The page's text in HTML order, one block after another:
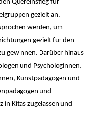
Quereinstieg für
gezielt an.
werden, um
gezielt für den
gewinnen. Darüber hinaus
und Psychologinnen,
Kunstpädagogen und
und
in Kitas zugelassen und